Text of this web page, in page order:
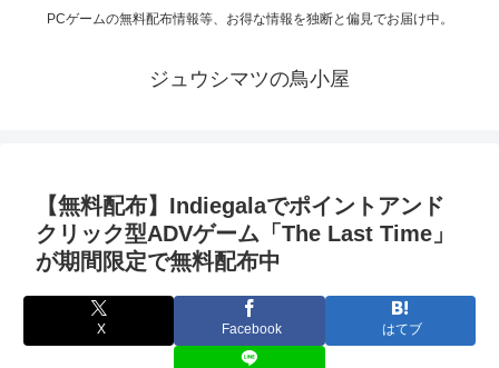
PCゲームの無料配布情報等、お得な情報を独断と偏見でお届け中。
ジュウシマツの鳥小屋
【無料配布】Indiegalaでポイントアンド
クリック型ADVゲーム「The Last Time」
が期間限定で無料配布中
X Facebook はてブ